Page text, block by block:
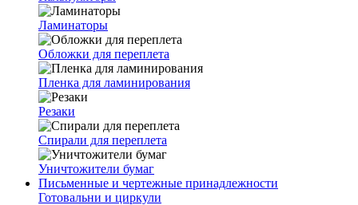
Ламинаторы
Обложки для переплета
Пленка для ламинирования
Резаки
Спирали для переплета
Уничтожители бумаг
Письменные и чертежные принадлежности
Готовальни и циркули